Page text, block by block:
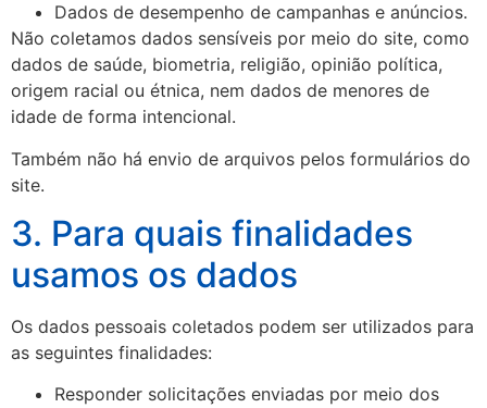
Dados de desempenho de campanhas e anúncios.
Não coletamos dados sensíveis por meio do site, como
dados de saúde, biometria, religião, opinião política,
origem racial ou étnica, nem dados de menores de
idade de forma intencional.
Também não há envio de arquivos pelos formulários do
site.
3. Para quais finalidades
usamos os dados
Os dados pessoais coletados podem ser utilizados para
as seguintes finalidades:
Responder solicitações enviadas por meio dos